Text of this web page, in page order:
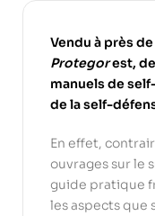
Vendu à près
Protegorest,
manuels de
de la self-
En effet,
ouvrages sur le
guide pratique
les aspects que